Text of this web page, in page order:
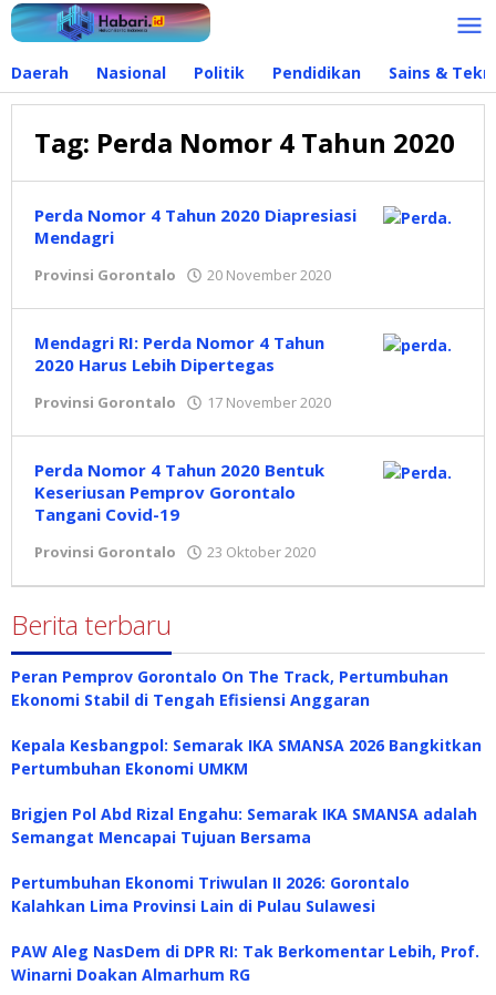
Lewati
ke
Daerah Nasional Politik Pendidikan Sains &
Tag: Perda Nomor 4 Tahun 2020
Perda Nomor 4 Tahun 2020 Diapresiasi
Mendagri
Provinsi Gorontalo 20 November 2020
Mendagri RI: Perda Nomor 4 Tahun
2020 Harus Lebih Dipertegas
Provinsi Gorontalo 17 November 2020
Perda Nomor 4 Tahun 2020 Bentuk
Keseriusan Pemprov Gorontalo
Tangani Covid-19
Provinsi Gorontalo 23 Oktober 2020
Berita terbaru
Peran Pemprov Gorontalo On The Track, Pertumbuhan
Ekonomi Stabil di Tengah Efisiensi Anggaran
Kepala Kesbangpol: Semarak IKA SMANSA 2026 Bangkitkan
Pertumbuhan Ekonomi UMKM
Brigjen Pol Abd Rizal Engahu: Semarak IKA SMANSA adalah
Semangat Mencapai Tujuan Bersama
Pertumbuhan Ekonomi Triwulan II 2026: Gorontalo
Kalahkan Lima Provinsi Lain di Pulau Sulawesi
PAW Aleg NasDem di DPR RI: Tak Berkomentar Lebih, Prof.
Winarni Doakan Almarhum RG